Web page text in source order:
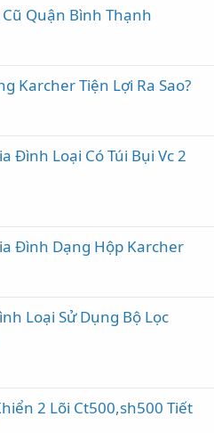
Quận Bình Thạnh
Karcher Tiện Lợi Ra Sao?
Đình Loại Có Túi Bụi Vc 2
Đình Dạng Hộp Karcher
Loại Sử Dụng Bộ Lọc
2 Lõi Ct500,sh500 Tiết